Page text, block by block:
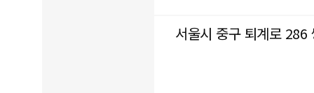
서울시 중구 퇴계로 286